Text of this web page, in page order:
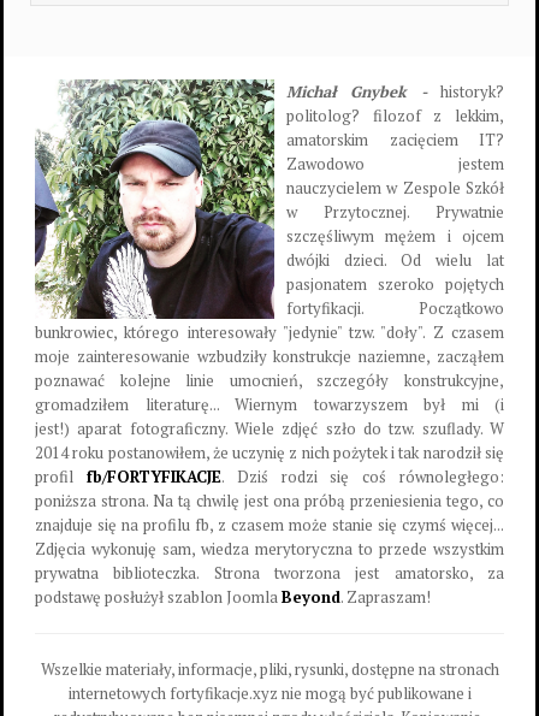
Michał Gnybek - historyk?
politolog? filozof z lekkim,
amatorskim zacięciem IT?
Zawodowo jestem
nauczycielem w Zespole Szkół
w Przytocznej. Prywatnie
szczęśliwym mężem i ojcem
dwójki dzieci. Od wielu lat
pasjonatem szeroko pojętych
fortyfikacji. Początkowo
bunkrowiec, którego interesowały "jedynie" tzw. "doły". Z czasem
moje zainteresowanie wzbudziły konstrukcje naziemne, zacząłem
poznawać kolejne linie umocnień, szczegóły konstrukcyjne,
gromadziłem literaturę... Wiernym towarzyszem był mi (i
jest!) aparat fotograficzny. Wiele zdjęć szło do tzw. szuflady. W
2014 roku postanowiłem, że uczynię z nich pożytek i tak narodził się
profil fb/FORTYFIKACJE. Dziś rodzi się coś równoległego:
poniższa strona. Na tą chwilę jest ona próbą przeniesienia tego, co
znajduje się na profilu fb, z czasem może stanie się czymś więcej...
Zdjęcia wykonuję sam, wiedza merytoryczna to przede wszystkim
prywatna biblioteczka. Strona tworzona jest amatorsko, za
podstawę posłużył szablon JoomlaBeyond. Zapraszam!
Wszelkie materiały, informacje, pliki, rysunki, dostępne na stronach
internetowych fortyfikacje.xyz nie mogą być publikowane i